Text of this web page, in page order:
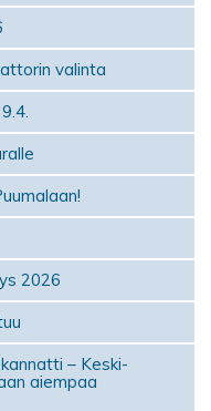
valinta
2026
– Keski-
aiempaa